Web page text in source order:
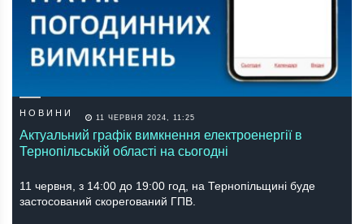
НОВИНИ 11 ЧЕРВНЯ 2024, 11:25
Актуальний графік вимкнення електроенергії в
Тернопільській області на сьогодні
11 червня, з 14:00 до 19:00 год, на Тернопільщині буде
застосований скорегований ГПВ.